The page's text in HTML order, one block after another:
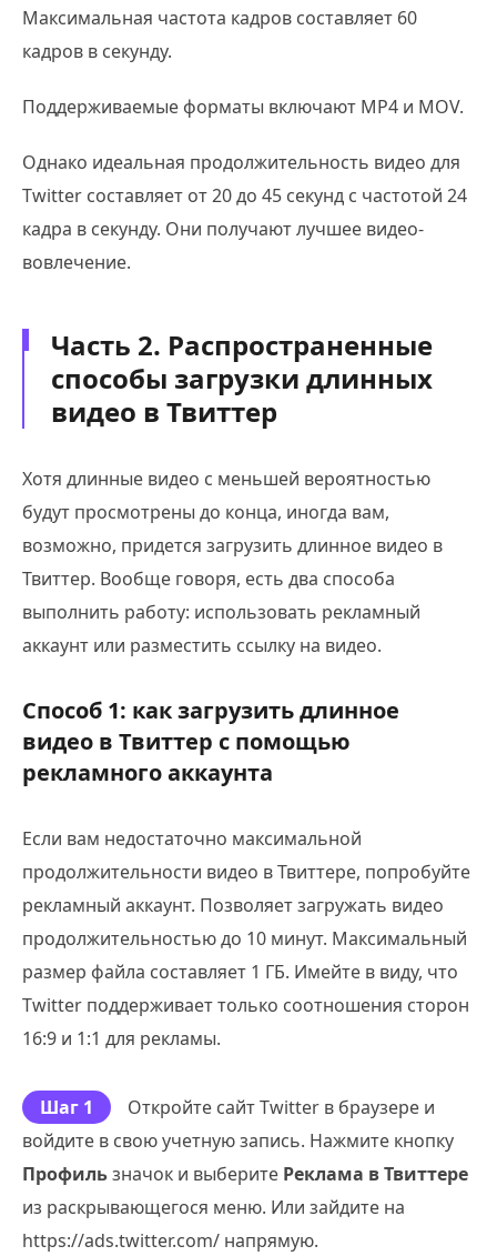
Максимальная частота кадров составляет 60
кадров в секунду.
Поддерживаемые форматы включают MP4 и MOV.
Однако идеальная продолжительность видео для
Twitter составляет от 20 до 45 секунд с частотой 24
кадра в секунду. Они получают лучшее видео-
вовлечение.
Часть 2. Распространенные
способы загрузки длинных
видео в Твиттер
Хотя длинные видео с меньшей вероятностью
будут просмотрены до конца, иногда вам,
возможно, придется загрузить длинное видео в
Твиттер. Вообще говоря, есть два способа
выполнить работу: использовать рекламный
аккаунт или разместить ссылку на видео.
Способ 1: как загрузить длинное
видео в Твиттер с помощью
рекламного аккаунта
Если вам недостаточно максимальной
продолжительности видео в Твиттере, попробуйте
рекламный аккаунт. Позволяет загружать видео
продолжительностью до 10 минут. Максимальный
размер файла составляет 1 ГБ. Имейте в виду, что
Twitter поддерживает только соотношения сторон
16:9 и 1:1 для рекламы.
Шаг 1
Откройте сайт Twitter в браузере и
войдите в свою учетную запись. Нажмите кнопку
Профильзначок и выберите Реклама в Твиттере
из раскрывающегося меню. Или зайдите на
https://ads.twitter.com/ напрямую.